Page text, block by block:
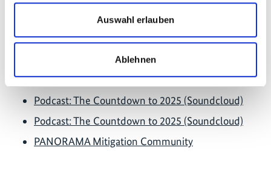
Auswahl erlauben
Ablehnen
Weiterführende Links
Katalog für innovative Klimalösungen Costa Ricas
Podcast: The Countdown to 2025 (Spotify)
Podcast: The Countdown to 2025 (Soundcloud)
Podcast: The Countdown to 2025 (Soundcloud)
PANORAMA Mitigation Community